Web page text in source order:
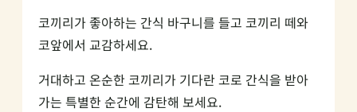
코끼리가 좋아하는 간식 바구니를 들고 코끼리 떼와
코앞에서 교감하세요.
거대하고 온순한 코끼리가 기다란 코로 간식을 받아
가는 특별한 순간에 감탄해 보세요.